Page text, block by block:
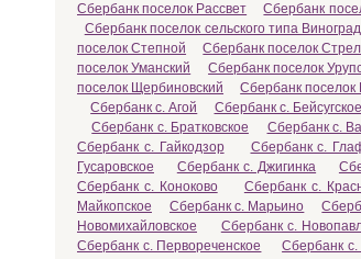
Сбербанк поселок Рассвет
Сбербанк
Сбербанк поселок сельского типа
поселок Степной
Сбербанк поселок
поселок Уманский
Сбербанк поселок
поселок Щербиновский
Сбербанк
Сбербанк с. Агой
Сбербанк с. Бейсугское
Сбербанк с. Братковское
Сбербанк с.
Сбербанк с. Гайкодзор
Сбербанк с.
Гусаровское
Сбербанк с. Джигинка
Сбербанк с. Коноково
Сбербанк с.
Майкопское
Сбербанк с. Марьино
Новомихайловское
Сбербанк с.
Сбербанк с. Первореченское
Сбербанк с.